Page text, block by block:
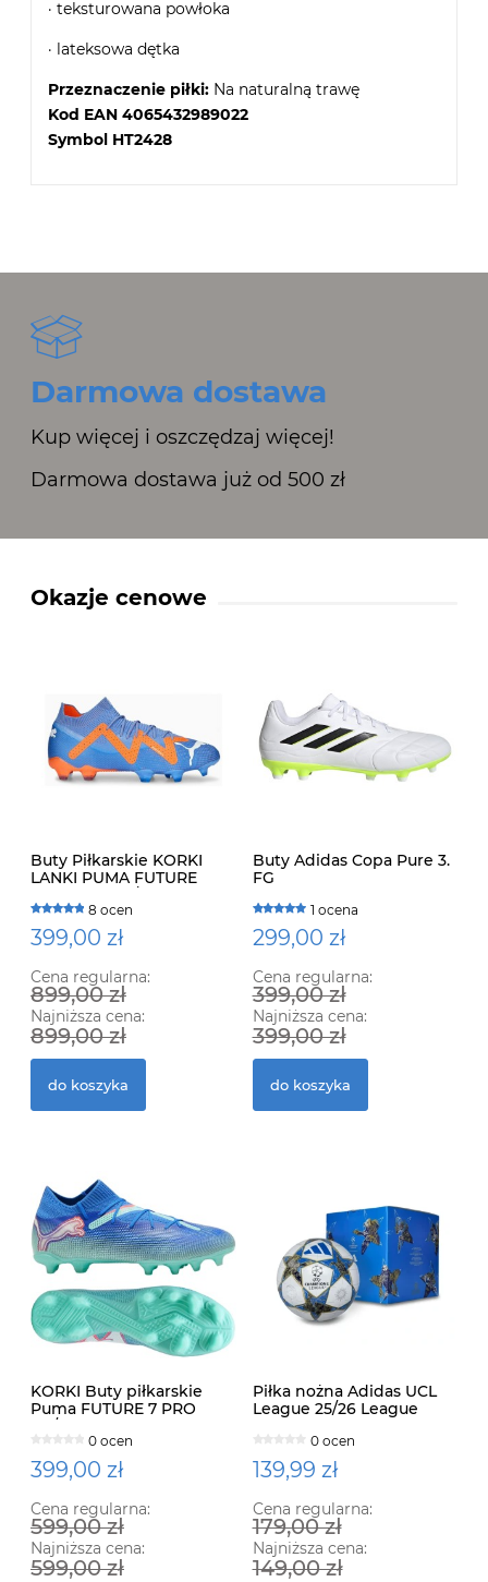
· teksturowana powłoka
· lateksowa dętka
Przeznaczenie piłki: Na naturalną trawę
Kod EAN 4065432989022
Symbol HT2428
Darmowa dostawa
Kup więcej i oszczędzaj więcej!
Darmowa dostawa już od 500 zł
Okazje cenowe
Buty Piłkarskie KORKI
LANKI PUMA FUTURE
8 ocen
399,00 zł
Cena regularna:
899,00 zł
Najniższa cena:
899,00 zł
do koszyka
Buty Adidas Copa Pure 3.
FG
1 ocena
299,00 zł
Cena regularna:
399,00 zł
Najniższa cena:
399,00 zł
do koszyka
KORKI Buty piłkarskie
Puma FUTURE 7 PRO
FG/AG LANKI 107924-01
0 ocen
399,00 zł
Cena regularna:
599,00 zł
Najniższa cena:
599,00 zł
Piłka nożna Adidas UCL
League 25/26 League
0 ocen
139,99 zł
Cena regularna:
179,00 zł
Najniższa cena:
149,00 zł